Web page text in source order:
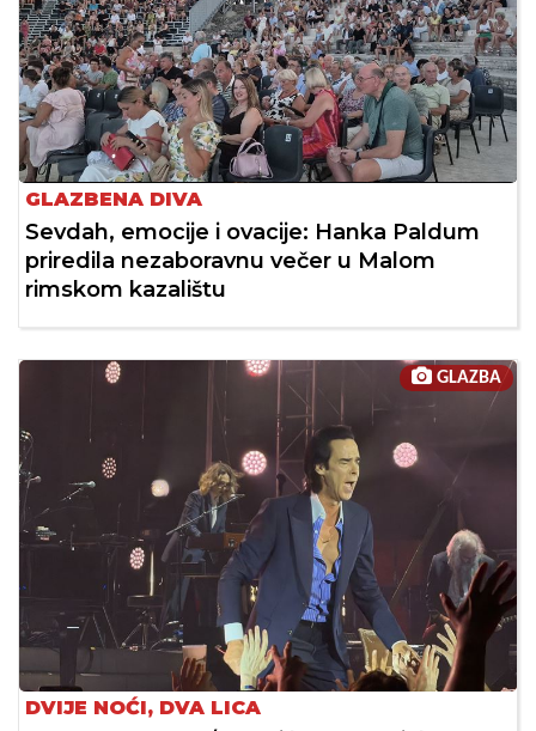
GLAZBENA DIVA
Sevdah, emocije i ovacije: Hanka Paldum
priredila nezaboravnu večer u Malom
rimskom kazalištu
GLAZBA
DVIJE NOĆI, DVA LICA